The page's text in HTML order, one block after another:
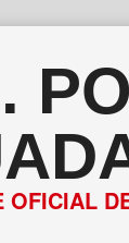
OFICIAL